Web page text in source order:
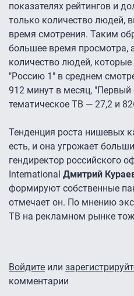
показателях рейтингов и
только количество людей,
время смотрения. Таким
большее время просмотра,
количество людей,
"Россию 1" в среднем
912 минут в месяц,
тематическое ТВ — 27,2 и
Тенденция роста нишевых
есть, и она угрожает
гендиректор российского
International Дмитрий
формируют собственные
отмечает он. По мнению
ТВ на рекламном рынке
Войдите или
комментарии